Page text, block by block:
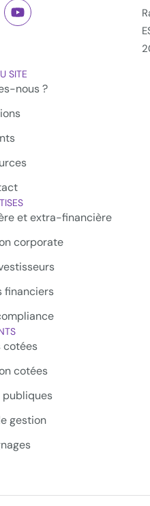
SITE
nous ?
et extra-financière
corporate
financiers
cotées
cotées
publiques
gestion